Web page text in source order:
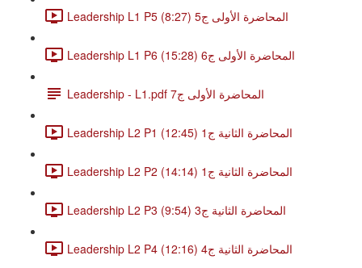
Leadership L1 P5 المحاضرة الأولى ج5 (8:27)
Leadership L1 P6 المحاضرة الأولى ج6 (15:28)
Leadership - L1.pdf المحاضرة الأولى ج7
Leadership L2 P1 المحاضرة الثانية ج1 (12:45)
Leadership L2 P2 المحاضرة الثانية ج1 (14:14)
Leadership L2 P3 المحاضرة الثانية ج3 (9:54)
Leadership L2 P4 المحاضرة الثانية ج4 (12:16)